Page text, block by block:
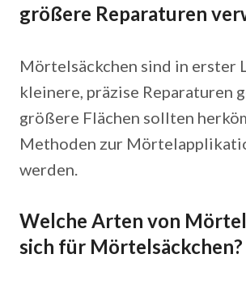
größere Reparaturen
Mörtelsäckchen sind in erster
kleinere, präzise Reparaturen
größere Flächen sollten
Methoden zur
werden.
Welche Arten von
sich für Mörtelsäckchen?